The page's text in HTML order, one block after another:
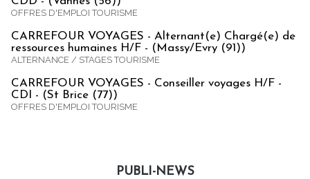
OFFRES D'EMPLOI TOURISME
CARREFOUR VOYAGES - Alternant(e) Chargé(e) de
ressources humaines H/F - (Massy/Evry (91))
ALTERNANCE / STAGES TOURISME
CARREFOUR VOYAGES - Conseiller voyages H/F -
CDI - (St Brice (77))
OFFRES D'EMPLOI TOURISME
PUBLI-NEWS